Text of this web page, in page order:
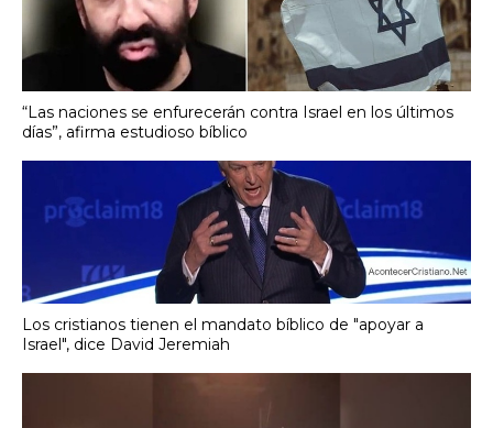
“Las naciones se enfurecerán contra Israel en los últimos
días”, afirma estudioso bíblico
Los cristianos tienen el mandato bíblico de "apoyar a
Israel", dice David Jeremiah